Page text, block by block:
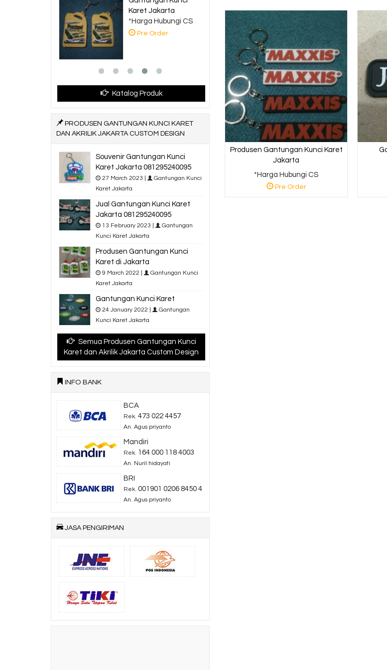
Produsen Gantungan Kunci Karet
Jakarta
*Harga Hubungi CS
Pre Order
Karet Jakarta
*Harga Hubungi CS
Pre Order
Karet
*Harga Hubungi CS
Katalog Produk
PRODUSEN GANTUNGAN KUNCI KARET
DAN AKRILIK JAKARTA CUSTOM DESIGN
Souvenir Gantungan Kunci
Karet Jakarta 081295240095
27 March 2023 |
Gantungan Kunci
Karet Jakarta
Jual Gantungan Kunci Karet
Jakarta 081295240095
13 February 2023 |
Gantungan
Kunci Karet Jakarta
Produsen Gantungan Kunci
Karet di Jakarta
9 March 2022 |
Gantungan Kunci
Karet Jakarta
Gantungan Kunci Karet
24 January 2022 |
Gantungan
Kunci Karet Jakarta
Semua Produsen Gantungan Kunci
Karet dan Akrilik Jakarta Custom Design
INFO BANK
BCA
Rek. 473 022 4457
An. Agus priyanto
Mandiri
Rek. 164 000 118 4003
An. Nuril hidayati
BRI
Rek. 001901 0206 8450 4
An. Agus priyanto
JASA PENGIRIMAN